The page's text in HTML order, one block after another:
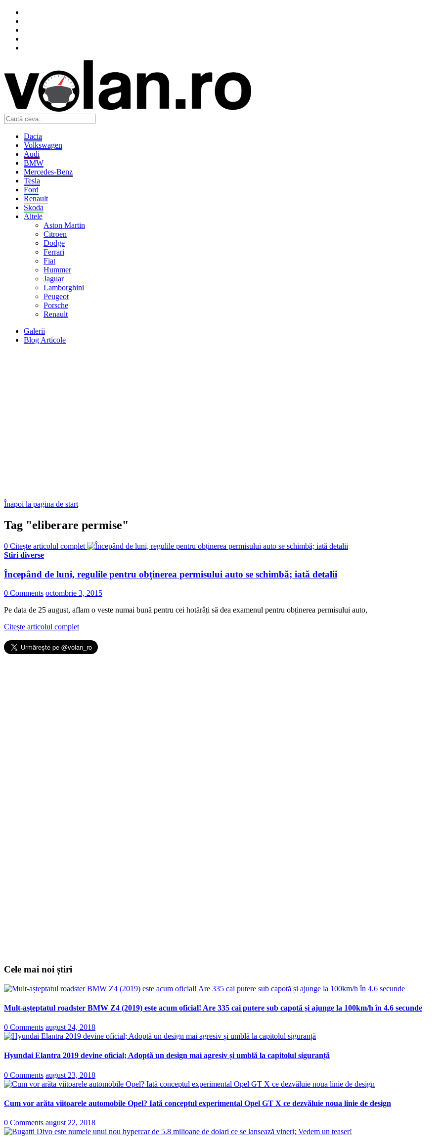
Dacia
Volkswagen
Audi
BMW
Mercedes-Benz
Tesla
Ford
Renault
Skoda
Altele
Aston Martin
Citroen
Dodge
Ferrari
Fiat
Hummer
Jaguar
Lamborghini
Peugeot
Porsche
Renault
Galerii
Blog Articole
Înapoi la pagina de start
Tag "eliberare permise"
0 Citește articolul complet
Stiri diverse
Începând de luni, regulile pentru obținerea permisului auto se schimbă; iată detalii
0 Comments octombrie 3, 2015
Pe data de 25 august, aflam o veste numai bună pentru cei hotărâți să dea examenul pentru obținerea permisului auto,
Citește articolul complet
Cele mai noi știri
Mult-așteptatul roadster BMW Z4 (2019) este acum oficial! Are 335 cai putere sub capotă și ajunge la 100km/h în 4.6 secunde
0 Comments august 24, 2018
Hyundai Elantra 2019 devine oficial; Adoptă un design mai agresiv și umblă la capitolul siguranță
0 Comments august 23, 2018
Cum vor arăta viitoarele automobile Opel? Iată conceptul experimental Opel GT X ce dezvăluie noua linie de design
0 Comments august 22, 2018